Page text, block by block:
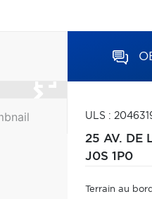
ULS :
25 AV. DE
J0S 1P0
Terrain au